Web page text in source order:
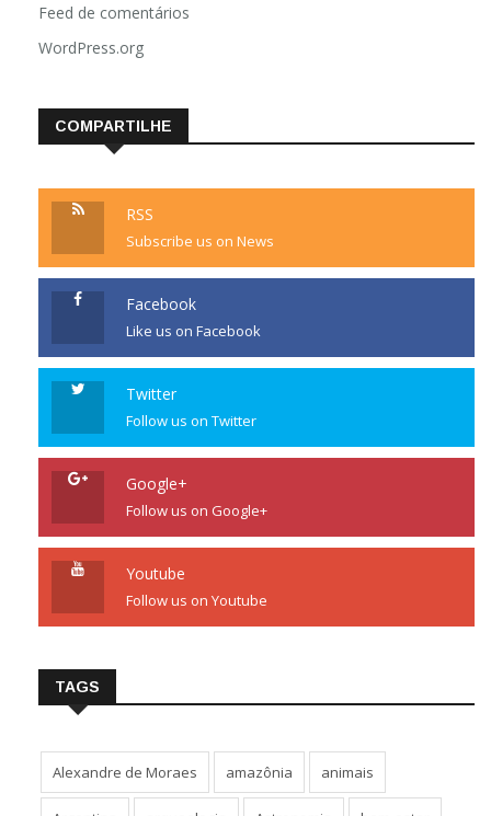
Feed de comentários
WordPress.org
COMPARTILHE
RSS
Subscribe us on News
Facebook
Like us on Facebook
Twitter
Follow us on Twitter
Google+
Follow us on Google+
Youtube
Follow us on Youtube
TAGS
Alexandre de Moraes amazônia animais